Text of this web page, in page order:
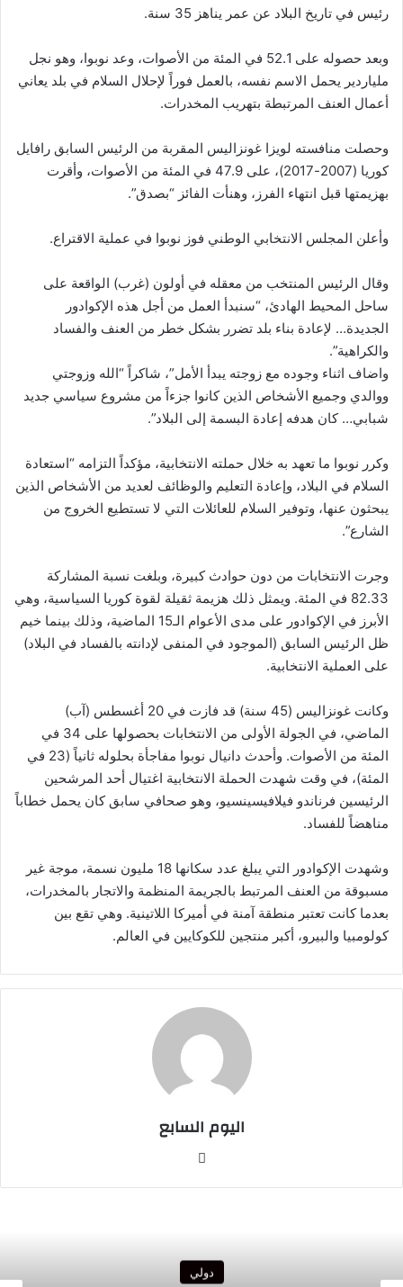
رئيس في تاريخ البلاد عن عمر يناهز 35 سنة.
وبعد حصوله على 52.1 في المئة من الأصوات، وعد نوبوا، وهو نجل
ملياردير يحمل الاسم نفسه، بالعمل فوراً لإحلال السلام في بلد يعاني
أعمال العنف المرتبطة بتهريب المخدرات.
وحصلت منافسته لويزا غونزاليس المقربة من الرئيس السابق رافايل
كوريا (2007-2017)، على 47.9 في المئة من الأصوات، وأقرت
بهزيمتها قبل انتهاء الفرز، وهنأت الفائز “بصدق”.
وأعلن المجلس الانتخابي الوطني فوز نوبوا في عملية الاقتراع.
وقال الرئيس المنتخب من معقله في أولون (غرب) الواقعة على
ساحل المحيط الهادئ، “سنبدأ العمل من أجل هذه الإكوادور
الجديدة… لإعادة بناء بلد تضرر بشكل خطر من العنف والفساد
والكراهية”.
واضاف اثناء وجوده مع زوجته يبدأ الأمل”، شاكراً “الله وزوجتي
ووالدي وجميع الأشخاص الذين كانوا جزءاً من مشروع سياسي جديد
شبابي… كان هدفه إعادة البسمة إلى البلاد”.
وكرر نوبوا ما تعهد به خلال حملته الانتخابية، مؤكداً التزامه “استعادة
السلام في البلاد، وإعادة التعليم والوظائف لعديد من الأشخاص الذين
يبحثون عنها، وتوفير السلام للعائلات التي لا تستطيع الخروج من
الشارع”.
وجرت الانتخابات من دون حوادث كبيرة، وبلغت نسبة المشاركة
82.33 في المئة. ويمثل ذلك هزيمة ثقيلة لقوة كوريا السياسية، وهي
الأبرز في الإكوادور على مدى الأعوام الـ15 الماضية، وذلك بينما خيم
ظل الرئيس السابق (الموجود في المنفى لإدانته بالفساد في البلاد)
على العملية الانتخابية.
وكانت غونزاليس (45 سنة) قد فازت في 20 أغسطس (آب)
الماضي، في الجولة الأولى من الانتخابات بحصولها على 34 في
المئة من الأصوات. وأحدث دانيال نوبوا مفاجأة بحلوله ثانياً (23 في
المئة)، في وقت شهدت الحملة الانتخابية اغتيال أحد المرشحين
الرئيسين فرناندو فيلافيسينسيو، وهو صحافي سابق كان يحمل خطاباً
مناهضاً للفساد.
وشهدت الإكوادور التي يبلغ عدد سكانها 18 مليون نسمة، موجة غير
مسبوقة من العنف المرتبط بالجريمة المنظمة والاتجار بالمخدرات،
بعدما كانت تعتبر منطقة آمنة في أميركا اللاتينية. وهي تقع بين
كولومبيا والبيرو، أكبر منتجين للكوكايين في العالم.
اليوم السابع